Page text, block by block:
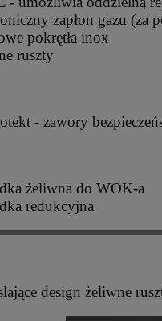
zapłon gazu (za
pokrętła inox
ruszty
- zawory
żeliwna do WOK-a
redukcyjna
design żeliwne